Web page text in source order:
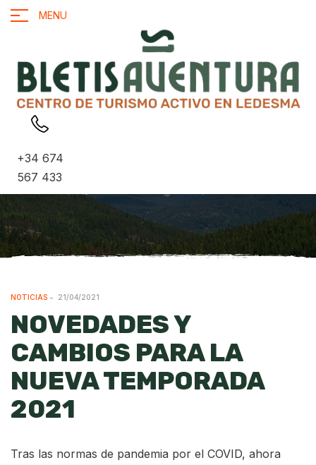
MENU
+34 674
567 433
NOTICIAS 21/04/2021
NOVEDADES Y
CAMBIOS PARA LA
NUEVA TEMPORADA
2021
Tras las normas de pandemia por el COVID, ahora